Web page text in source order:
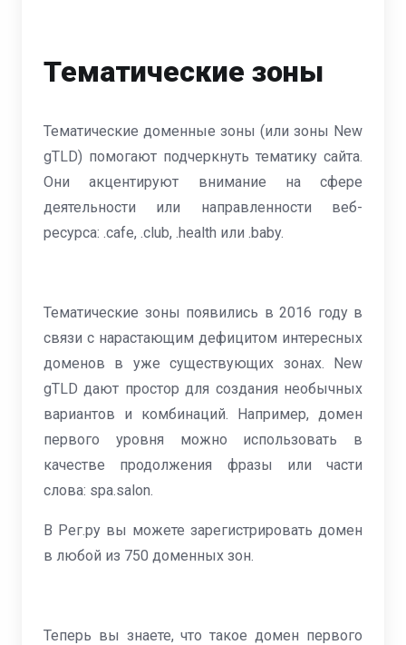
Тематические зоны
Тематические доменные зоны (или зоны New
gTLD) помогают подчеркнуть тематику сайта.
Они акцентируют внимание на сфере
деятельности или направленности веб-
ресурса: .cafe, .club, .health или .baby.
Тематические зоны появились в 2016 году в
связи с нарастающим дефицитом интересных
доменов в уже существующих зонах. New
gTLD дают простор для создания необычных
вариантов и комбинаций. Например, домен
первого уровня можно использовать в
качестве продолжения фразы или части
слова: spa.salon.
В Рег.ру вы можете зарегистрировать домен
в любой из 750 доменных зон.
Теперь вы знаете, что такое домен первого